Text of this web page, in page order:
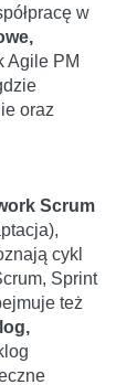
w
Agile PM
oraz
Scrum
cykl
Sprint
też